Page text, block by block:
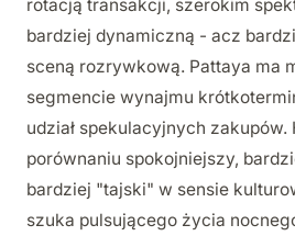
rotacją transakcji, szerokim
bardziej dynamiczną - acz
sceną rozrywkową. Pattaya ma
segmencie wynajmu
udział spekulacyjnych zakupów.
porównaniu spokojniejszy,
bardziej "tajski" w sensie
szuka pulsującego życia